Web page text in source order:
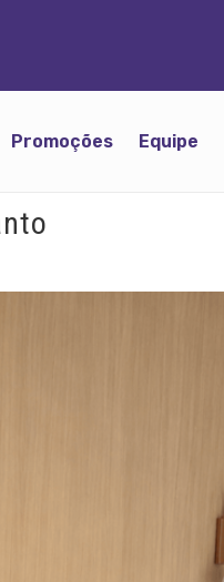
Promoções Equipe